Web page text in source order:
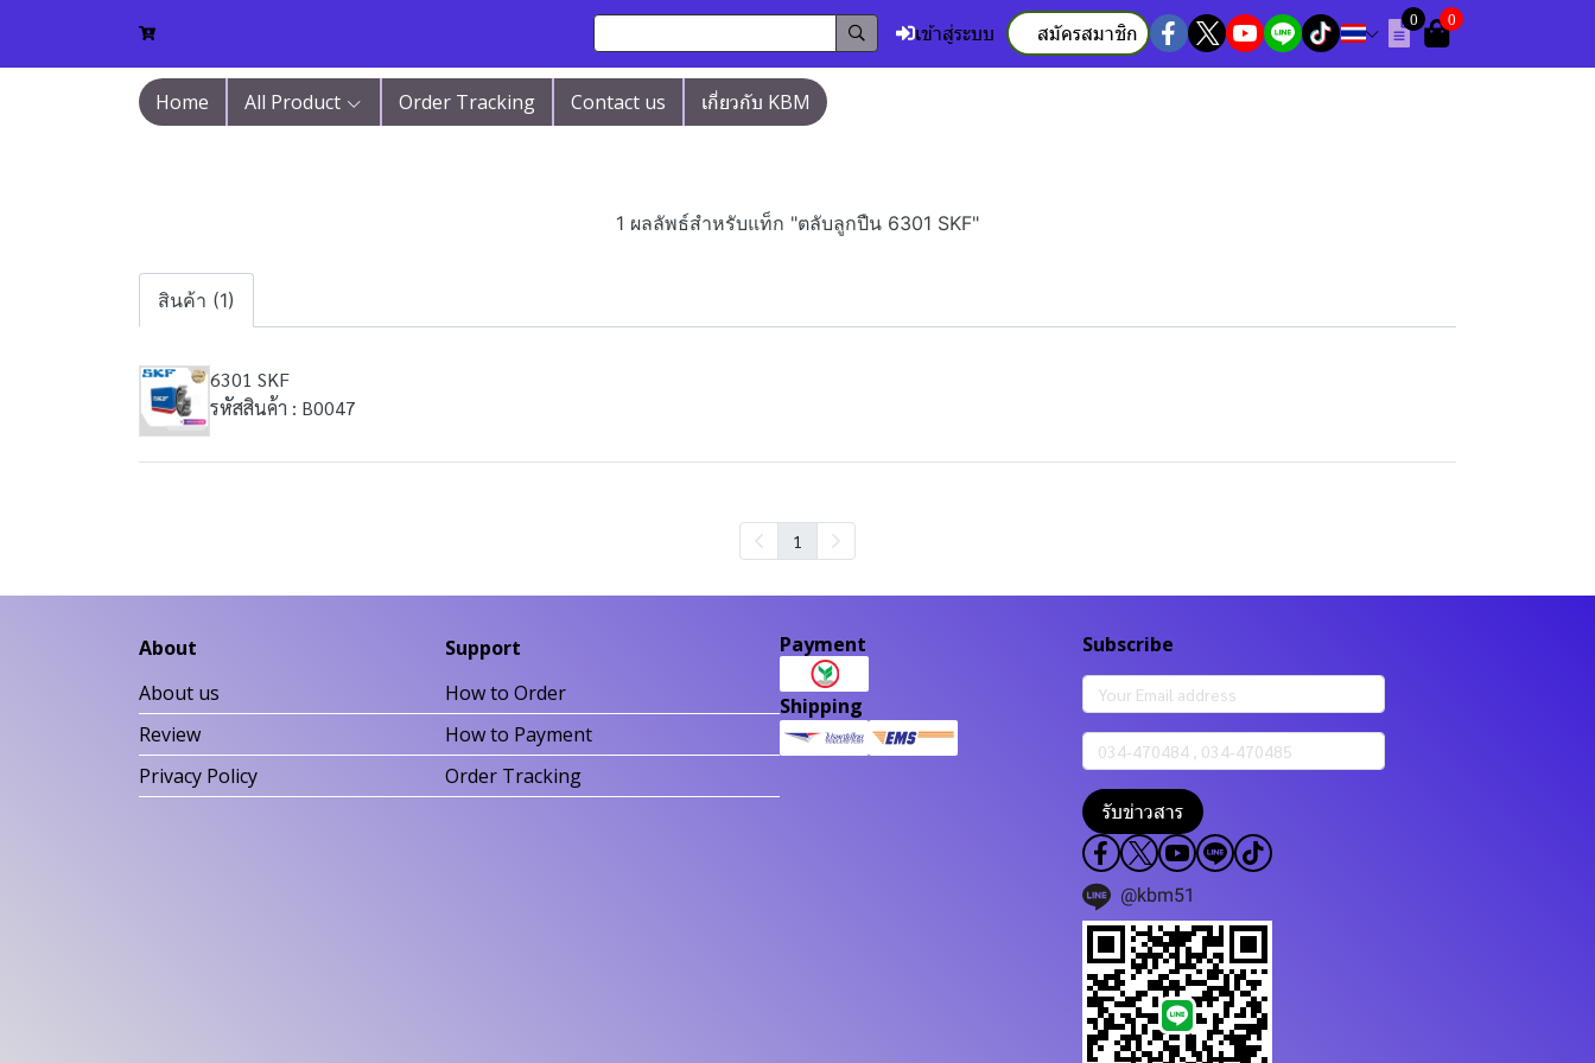
เข้าสู่ระบบ สมัครสมาชิก
0 0
Home All Product Order Tracking Contact us เกี่ยวกับ KBM
1 ผลลัพธ์สำหรับแท็ก "ตลับลูกปืน 6301 SKF"
สินค้า (1)
6301 SKF
รหัสสินค้า : B0047
1
About
About us
Review
Privacy Policy
Support
How to Order
How to Payment
Order Tracking
Payment
Shipping
Subscribe
รับข่าวสาร
@kbm51